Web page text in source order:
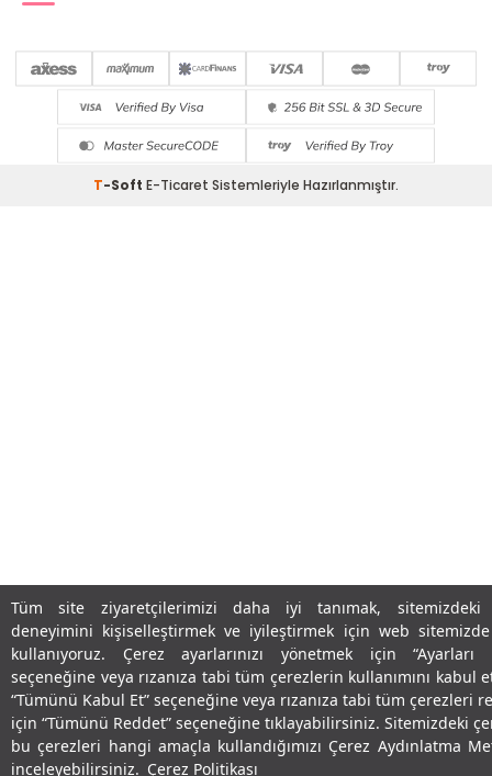
Tüm site ziyaretçilerimizi daha iyi tanımak, sitemizdeki
deneyimini kişiselleştirmek ve iyileştirmek için web
kullanıyoruz. Çerez ayarlarınızı yönetmek için “Ayarları
seçeneğine veya rızanıza tabi tüm çerezlerin kullanımını kabul
“Tümünü Kabul Et” seçeneğine veya rızanıza tabi tüm çerezleri
için “Tümünü Reddet” seçeneğine tıklayabilirsiniz. Sitemizdeki
bu çerezleri hangi amaçla kullandığımızı Çerez Aydınlatma
inceleyebilirsiniz. Çerez Politikası
T-Soft E-Ticaret Sistemleriyle Hazırlanmıştır.